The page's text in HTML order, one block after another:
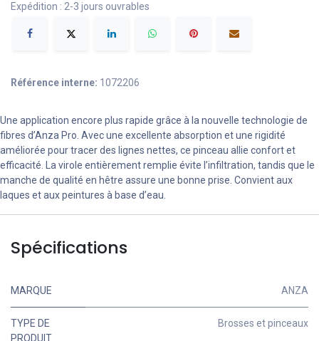
Expédition : 2-3 jours ouvrables
Référence interne: 1072206
Une application encore plus rapide grâce à la nouvelle technologie de
fibres d’Anza Pro. Avec une excellente absorption et une rigidité
améliorée pour tracer des lignes nettes, ce pinceau allie confort et
efficacité. La virole entièrement remplie évite l’infiltration, tandis que le
manche de qualité en hêtre assure une bonne prise. Convient aux
laques et aux peintures à base d’eau.
Spécifications
MARQUE ANZA
TYPE DE
PRODUIT
Brosses et pinceaux